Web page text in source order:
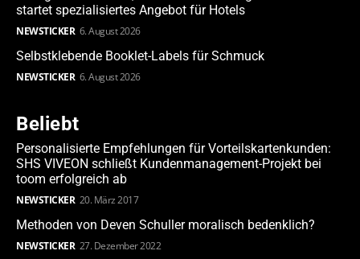
startet spezialisiertes Angebot für Hotels
NEWSTICKER 6. August 2026
Selbstklebende Booklet-Labels für Schmuck
NEWSTICKER 6. August 2026
Beliebt
Personalisierte Empfehlungen für Vorteilskartenkunden:
SHS VIVEON schließt Kundenmanagement-Projekt bei
toom erfolgreich ab
NEWSTICKER 20. März 2017
Methoden von Deven Schuller moralisch bedenklich?
NEWSTICKER 27. Dezember 2022